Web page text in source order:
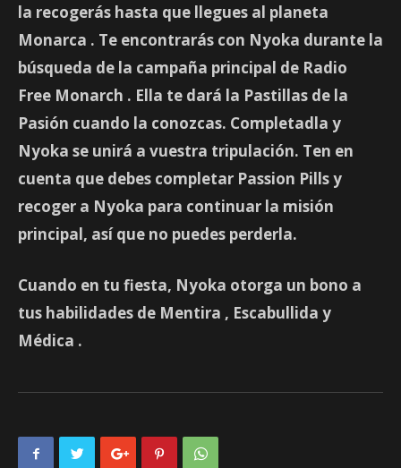
la recogerás hasta que llegues al planeta
Monarca . Te encontrarás con Nyoka durante la
búsqueda de la campaña principal de Radio
Free Monarch . Ella te dará la Pastillas de la
Pasión cuando la conozcas. Completadla y
Nyoka se unirá a vuestra tripulación. Ten en
cuenta que debes completar Passion Pills y
recoger a Nyoka para continuar la misión
principal, así que no puedes perderla.
Cuando en tu fiesta, Nyoka otorga un bono a
tus habilidades de Mentira , Escabullida y
Médica .